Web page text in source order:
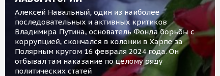
Алексей Навальный, один из наиболее
последовательных и активных критиков
Владимира Путина, основатель Фонда борьбы с
коррупцией, скончался в колонии в Харпе за
Полярным кругом 16 февраля 2024 года. Он
отбывал там наказание по целому ряду
политических статей